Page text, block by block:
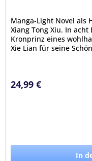
Manga-Light Novel als
Xiang Tong Xiu. In
Kronprinz eines
Xie Lian für seine
24,99 €
In